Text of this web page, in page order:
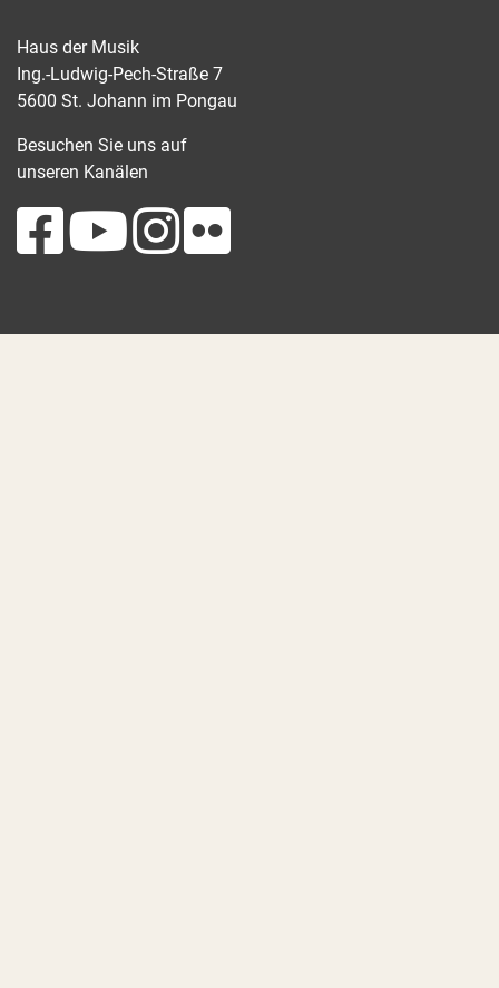
Haus der Musik
Ing.-Ludwig-Pech-Straße 7
5600 St. Johann im Pongau
Besuchen Sie uns auf
unseren Kanälen